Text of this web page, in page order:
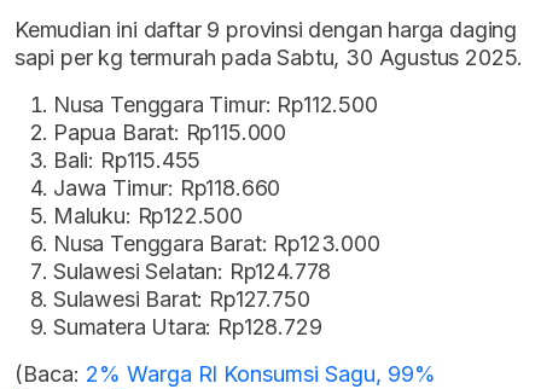
Kemudian ini daftar 9 provinsi dengan harga daging
sapi per kg termurah pada Sabtu, 30 Agustus 2025.
Nusa Tenggara Timur: Rp112.500
Papua Barat: Rp115.000
Bali: Rp115.455
Jawa Timur: Rp118.660
Maluku: Rp122.500
Nusa Tenggara Barat: Rp123.000
Sulawesi Selatan: Rp124.778
Sulawesi Barat: Rp127.750
Sumatera Utara: Rp128.729
(Baca: 2% Warga RI Konsumsi Sagu, 99%